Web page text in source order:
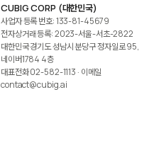
CUBIG CORP (대한민국)
사업자 등록 번호: 133-81-45679
전자상거래 등록: 2023-서울-서초-2822
대한민국 경기도 성남시 분당구 정자일로 95,
네이버1784 4층
대표전화02-582-1113 · 이메일
contact@cubig.ai